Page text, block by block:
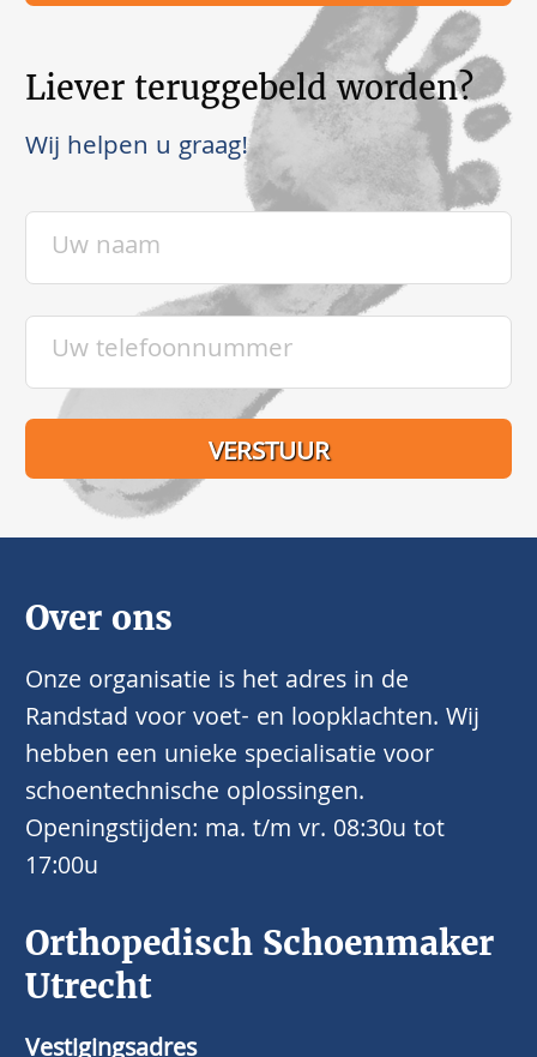
Liever teruggebeld worden?
Wij helpen u graag!
Orthopedisch Schoenmaker
Utrecht
Over ons
Onze organisatie is het adres in de
Randstad voor voet- en loopklachten. Wij
hebben een unieke specialisatie voor
schoentechnische oplossingen.
Openingstijden: ma. t/m vr. 08:30u tot
17:00u